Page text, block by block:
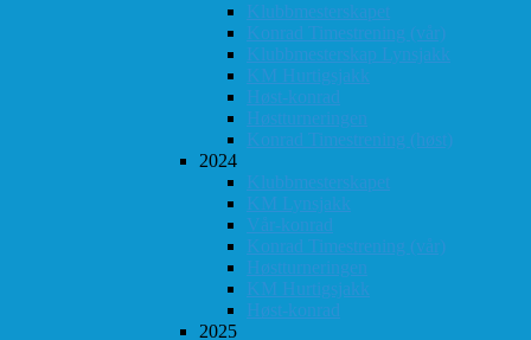
Klubbmesterskapet
Konrad Timestrening (vår)
Klubbmesterskap Lynsjakk
KM Hurtigsjakk
Høst-konrad
Høstturneringen
Konrad Timestrening (høst)
2024
Klubbmesterskapet
KM Lynsjakk
Vår-konrad
Konrad Timestrening (vår)
Høstturneringen
KM Hurtigsjakk
Høst-konrad
2025